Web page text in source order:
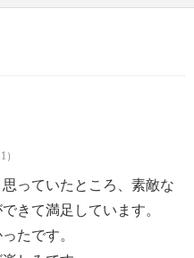
っていたところ、素敵な
きて満足しています。
たです。